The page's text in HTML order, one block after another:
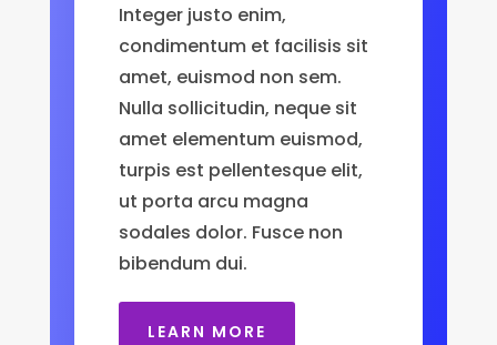
Integer justo enim,
condimentum et facilisis sit
amet, euismod non sem.
Nulla sollicitudin, neque sit
amet elementum euismod,
turpis est pellentesque elit,
ut porta arcu magna
sodales dolor. Fusce non
bibendum dui.
LEARN MORE